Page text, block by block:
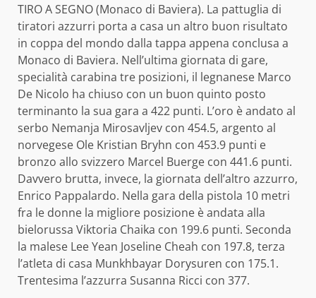
TIRO A SEGNO (Monaco di Baviera). La pattuglia di
tiratori azzurri porta a casa un altro buon risultato
in coppa del mondo dalla tappa appena conclusa a
Monaco di Baviera. Nell’ultima giornata di gare,
specialità carabina tre posizioni, il legnanese Marco
De Nicolo ha chiuso con un buon quinto posto
terminanto la sua gara a 422 punti. L’oro è andato al
serbo Nemanja Mirosavljev con 454.5, argento al
norvegese Ole Kristian Bryhn con 453.9 punti e
bronzo allo svizzero Marcel Buerge con 441.6 punti.
Davvero brutta, invece, la giornata dell’altro azzurro,
Enrico Pappalardo. Nella gara della pistola 10 metri
fra le donne la migliore posizione è andata alla
bielorussa Viktoria Chaika con 199.6 punti. Seconda
la malese Lee Yean Joseline Cheah con 197.8, terza
l’atleta di casa Munkhbayar Dorysuren con 175.1.
Trentesima l’azzurra Susanna Ricci con 377.